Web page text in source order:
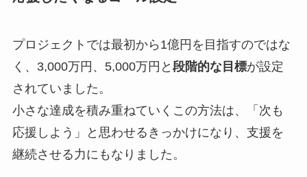
プロジェクトでは最初から1億円を目指すのではな
く、3,000万円、5,000万円と 段階的な目標が設定
されていました。
小さな達成を積み重ねていくこの方法は、「次も
応援しよう」と思わせるきっかけになり、支援を
継続させる力にもなりました。